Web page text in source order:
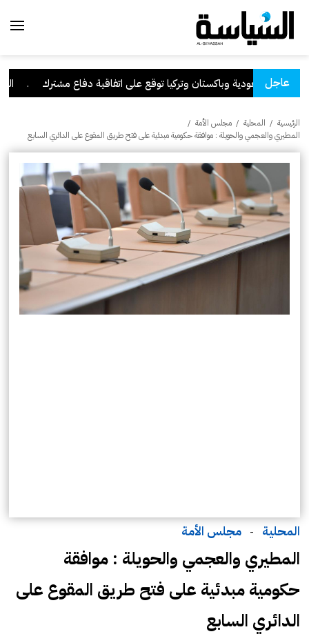
عاجل
السعودية وباكستان وتركيا توقع على اتفاقية دفاع مشترك
الرئيسية / المحلية / مجلس الأمة /
المطيري والعجمي والحويلة : موافقة حكومية مبدئية على فتح طريق المقوع على الدائري السابع
المحلية - مجلس الأمة
المطيري والعجمي والحويلة : موافقة
حكومية مبدئية على فتح طريق المقوع على
الدائري السابع